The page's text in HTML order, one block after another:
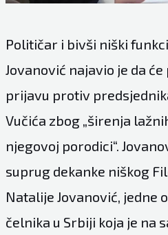
Političar i bivši niški
Jovanović najavio je da
prijavu protiv
Vučića zbog „širenja
njegovoj porodici“.
suprug dekanke niškog
Natalije Jovanović, jedne
čelnika u Srbiji koja je na